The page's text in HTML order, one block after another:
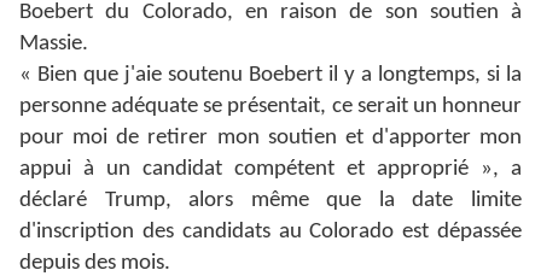
Boebert du Colorado, en raison de son soutien à
Massie.
« Bien que j'aie soutenu Boebert il y a longtemps, si la
personne adéquate se présentait, ce serait un honneur
pour moi de retirer mon soutien et d'apporter mon
appui à un candidat compétent et approprié », a
déclaré Trump, alors même que la date limite
d'inscription des candidats au Colorado est dépassée
depuis des mois.